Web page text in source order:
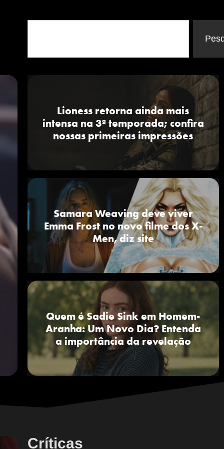
vez
Lioness retorna ainda mais
intensa na 3ª temporada; confira
nossas primeiras impressões
Samara Weaving deve viver
Emma Frost no novo filme dos X-
Men, diz site
Quem é Sadie Sink em Homem-
Aranha: Um Novo Dia? Entenda
a importância da revelação
Críticas